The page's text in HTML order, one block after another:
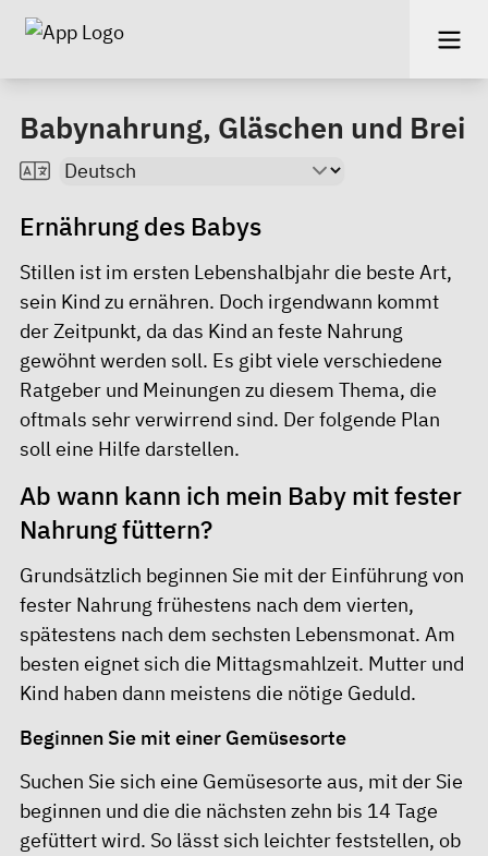
Babynahrung, Gläschen und Brei
Ernährung des Babys
Stillen ist im ersten Lebenshalbjahr die beste Art,
sein Kind zu ernähren. Doch irgendwann kommt
der Zeitpunkt, da das Kind an feste Nahrung
gewöhnt werden soll. Es gibt viele verschiedene
Ratgeber und Meinungen zu diesem Thema, die
oftmals sehr verwirrend sind. Der folgende Plan
soll eine Hilfe darstellen.
Ab wann kann ich mein Baby mit fester
Nahrung füttern?
Grundsätzlich beginnen Sie mit der Einführung von
fester Nahrung frühestens nach dem vierten,
spätestens nach dem sechsten Lebensmonat. Am
besten eignet sich die Mittagsmahlzeit. Mutter und
Kind haben dann meistens die nötige Geduld.
Beginnen Sie mit einer Gemüsesorte
Suchen Sie sich eine Gemüsesorte aus, mit der Sie
beginnen und die die nächsten zehn bis 14 Tage
gefüttert wird. So lässt sich leichter feststellen, ob